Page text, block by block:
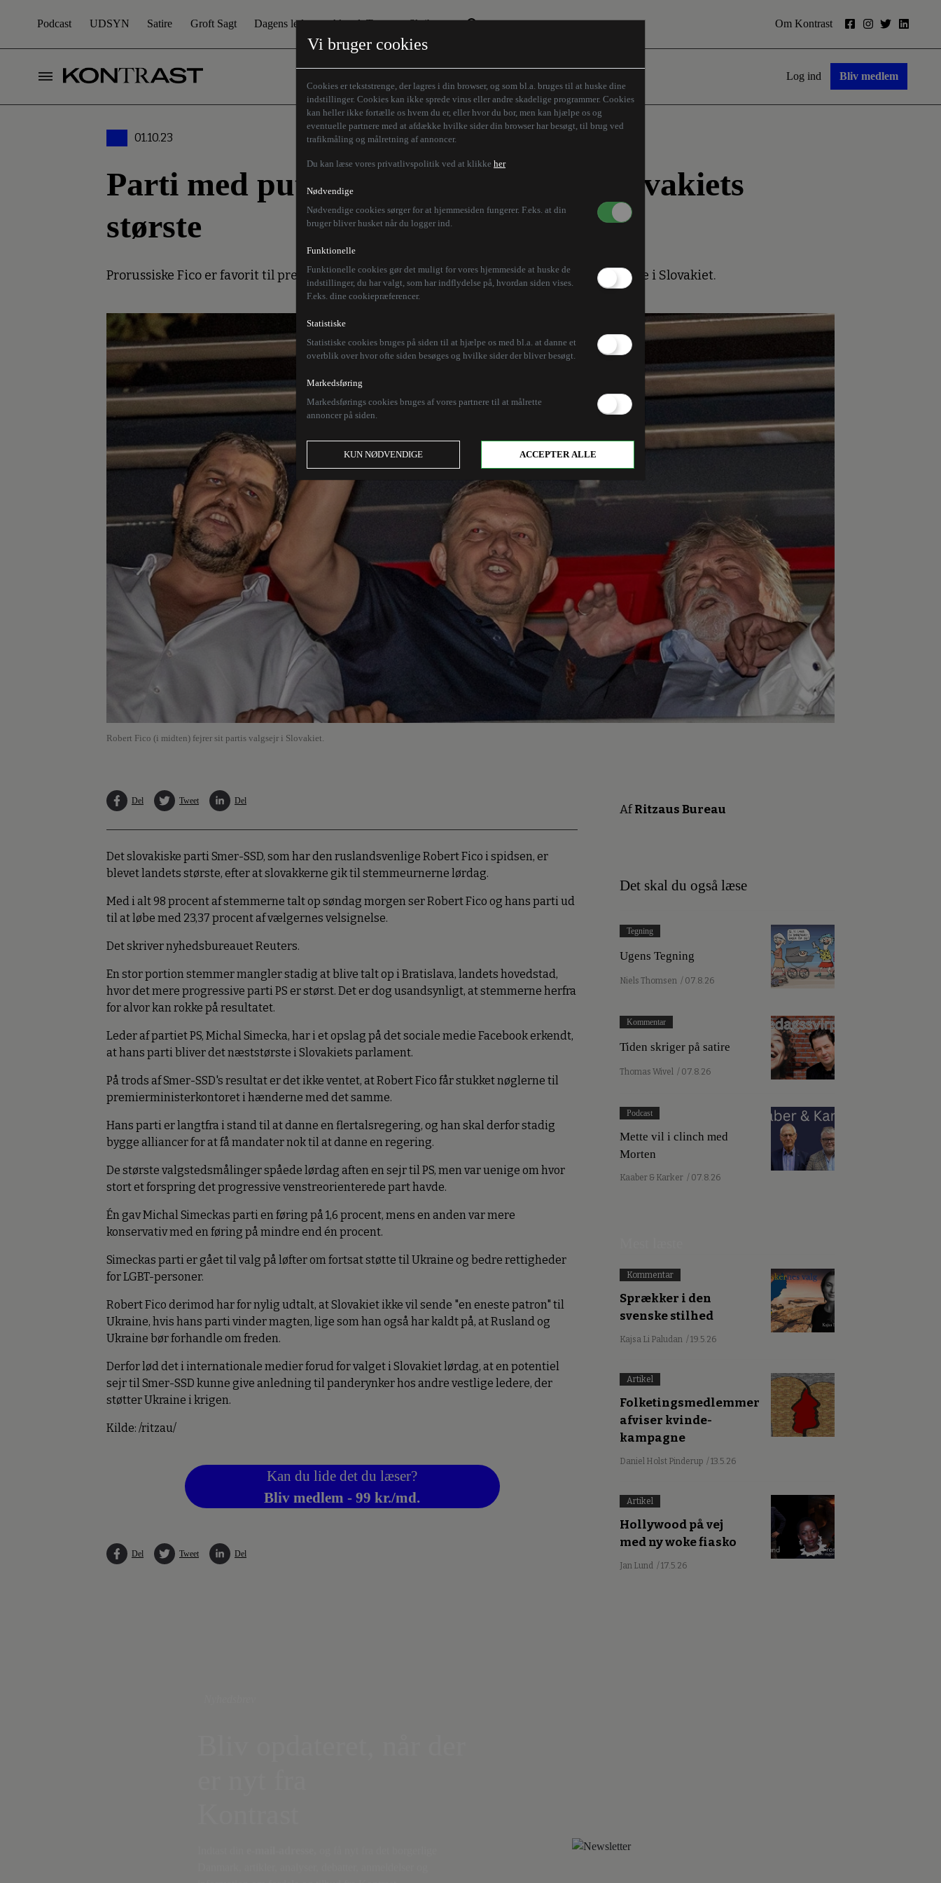
Vi bruger cookies
Cookies er tekststrenge, der lagres i din browser, og som bl.a. bruges til at huske dine
indstillinger. Cookies kan ikke sprede virus eller andre skadelige programmer. Cookies
kan heller ikke fortælle os hvem du er, eller hvor du bor, men kan hjælpe os og
eventuelle partnere med at afdække hvilke sider din browser har besøgt, til brug ved
trafikmåling og målretning af annoncer.
Du kan læse vores privatlivspolitik ved at klikke her
Nødvendige
Nødvendige cookies sørger for at hjemmesiden fungerer. F.eks. at din
bruger bliver husket når du logger ind.
Funktionelle
Funktionelle cookies gør det muligt for vores hjemmeside at huske de
indstillinger, du har valgt, som har indflydelse på, hvordan siden vises.
F.eks. dine cookiepræferencer.
Statistiske
Statistiske cookies bruges på siden til at hjælpe os med bl.a. at danne et
overblik over hvor ofte siden besøges og hvilke sider der bliver besøgt.
Markedsføring
Markedsførings cookies bruges af vores partnere til at målrette
annoncer på siden.
KUN NØDVENDIGE ACCEPTER ALLE
Podcast UDSYN Satire Groft Sagt Dagens leder Aktuelt Tema
Den borgelige brille
Humaniora forfra
Store Danskere
Skribenter
Z-aksen
Om Kontrast
Log ind Bliv medlem
01.10.23
Parti med putinvenlig leder bliver Slovakiets
største
Prorussiske Fico er favorit til premierministerposten, efter at hans parti er blevet det største i Slovakiet.
Robert Fico (i midten) fejrer sit partis valgsejr i Slovakiet.
Del Tweet Del
Det slovakiske parti Smer-SSD, som har den ruslandsvenlige Robert Fico i spidsen, er
blevet landets største, efter at slovakkerne gik til stemmeurnerne lørdag.
Med i alt 98 procent af stemmerne talt op søndag morgen ser Robert Fico og hans parti ud
til at løbe med 23,37 procent af vælgernes velsignelse.
Det skriver nyhedsbureauet Reuters.
En stor portion stemmer mangler stadig at blive talt op i Bratislava, landets hovedstad,
hvor det mere progressive parti PS er størst. Det er dog usandsynligt, at stemmerne herfra
for alvor kan rokke på resultatet.
Leder af partiet PS, Michal Simecka, har i et opslag på det sociale medie Facebook erkendt,
at hans parti bliver det næststørste i Slovakiets parlament.
På trods af Smer-SSD's resultat er det ikke ventet, at Robert Fico får stukket nøglerne til
premierministerkontoret i hænderne med det samme.
Hans parti er langtfra i stand til at danne en flertalsregering, og han skal derfor stadig
bygge alliancer for at få mandater nok til at danne en regering.
De største valgstedsmålinger spåede lørdag aften en sejr til PS, men var uenige om hvor
stort et forspring det progressive venstreorienterede part havde.
Én gav Michal Simeckas parti en føring på 1,6 procent, mens en anden var mere
konservativ med en føring på mindre end én procent.
Simeckas parti er gået til valg på løfter om fortsat støtte til Ukraine og bedre rettigheder
for LGBT-personer.
Robert Fico derimod har for nylig udtalt, at Slovakiet ikke vil sende "en eneste patron" til
Ukraine, hvis hans parti vinder magten, lige som han også har kaldt på, at Rusland og
Ukraine bør forhandle om freden.
Derfor lød det i internationale medier forud for valget i Slovakiet lørdag, at en potentiel
sejr til Smer-SSD kunne give anledning til panderynker hos andre vestlige ledere, der
støtter Ukraine i krigen.
Kilde: /ritzau/
Kan du lide det du læser?
Bliv medlem - 99 kr./md.
Del Tweet Del
AfRitzaus Bureau
Det skal du også læse
Tegning
Ugens Tegning
Niels Thomsen / 07.8.26
Kommentar
Tiden skriger på satire
Thomas Wivel / 07.8.26
Podcast
Mette vil i clinch med
Morten
Kaaber & Karker / 07.8.26
Kommentar
Sprækker i den
svenske stilhed
Kajsa Li Paludan / 19.5.26
Artikel
Folketingsmedlemmer
afviser kvinde-
kampagne
Daniel Holst Pinderup / 13.5.26
Artikel
Hollywood på vej
med ny woke fiasko
Jan Lund / 17.5.26